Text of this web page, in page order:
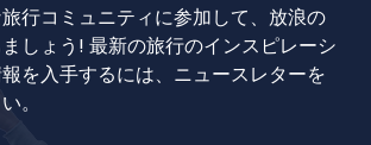
行コミュニティに参加して、放浪の
しょう! 最新の旅行のインスピレーシ
を入手するには、ニュースレターを
。